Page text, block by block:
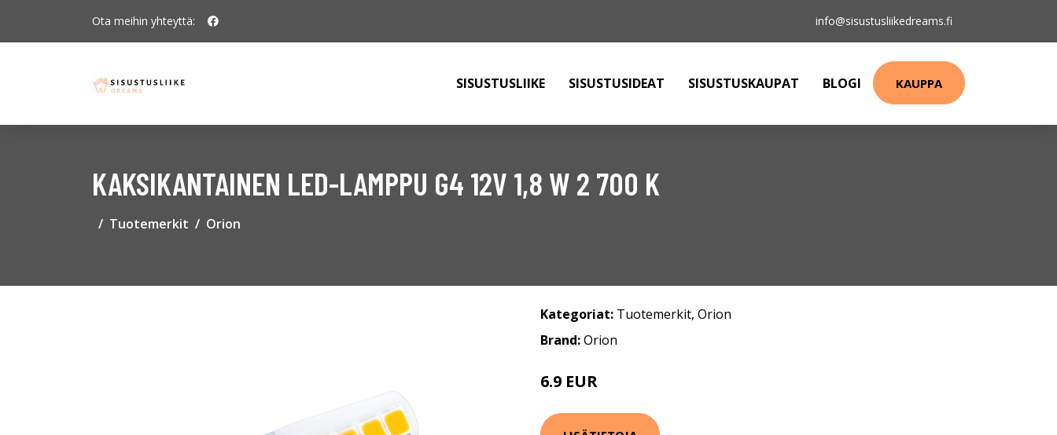
Ota meihin yhteyttä: info@sisustusliikedreams.fi
SISUSTUSLIIKE SISUSTUSIDEAT SISUSTUSKAUPAT BLOGI KAUPPA
KAKSIKANTAINEN LED-LAMPPU G4 12V 1,8 W 2 700 K
Tuotemerkit Orion
Kategoriat: Tuotemerkit, Orion
Brand:Orion
6.9 EUR